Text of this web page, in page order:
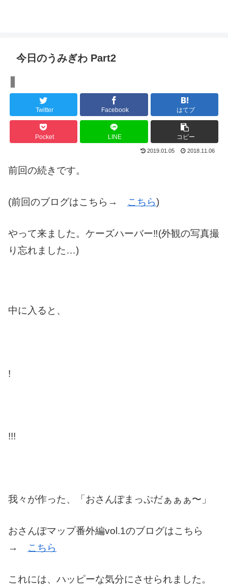
今日のうみぎわ Part2
Twitter Facebook はてブ
Pocket LINE コピー
2019.01.05 2018.11.06
前回の続きです。
(前回のブログはこちら→ こちら)
やって来ました。ケーズハーバー‼️(外観の写真撮
り忘れました…)
中に入ると、
!
!!!
我々が作った、「おさんぽまっぷだぁぁぁ〜」
おさんぽマップ番外編vol.1のブログはこちら
→ こちら
これには、ハッピーな気分にさせられました。